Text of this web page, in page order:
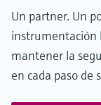
Un partner. Un
instrumentación
mantener la
en cada paso de